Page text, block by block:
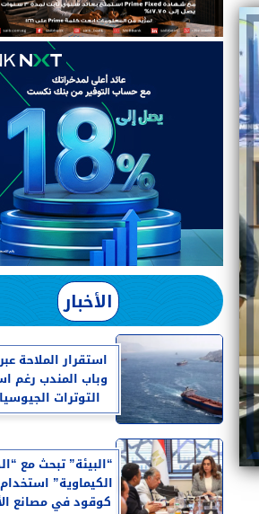
الأخبار
استقرار الملاحة
وباب المندب رغم
التوترات
“البيئة” تبحث مع
الكيماوية”
كوقود في مصانع